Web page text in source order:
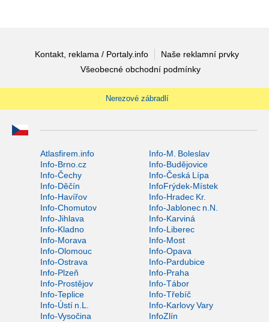
Kontakt, reklama / Portaly.info
Naše reklamní prvky
Všeobecné obchodní podmínky
Nerezové zábradlí
Atlasfirem.info
Info-M. Boleslav
Info-Brno.cz
Info-Budějovice
Info-Čechy
Info-Česká Lípa
Info-Děčín
InfoFrýdek-Místek
Info-Havířov
Info-Hradec Kr.
Info-Chomutov
Info-Jablonec n.N.
Info-Jihlava
Info-Karviná
Info-Kladno
Info-Liberec
Info-Morava
Info-Most
Info-Olomouc
Info-Opava
Info-Ostrava
Info-Pardubice
Info-Plzeň
Info-Praha
Info-Prostějov
Info-Tábor
Info-Teplice
Info-Třebíč
Info-Ústí n.L.
Info-Karlovy Vary
Info-Vysočina
InfoZlín